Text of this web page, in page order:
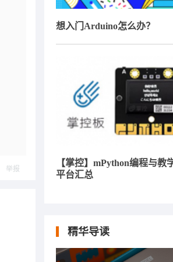
举报
想入门Arduino怎么办？
【掌控】mPython编程与教
平台汇总
精华导读